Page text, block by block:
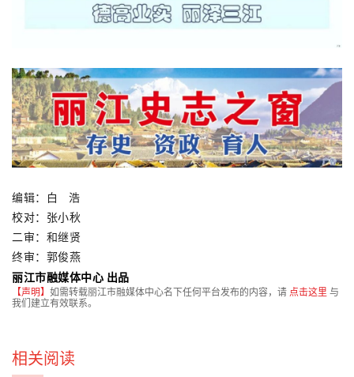
编辑：白 浩
校对：张小秋
二审：和继贤
终审：郭俊燕
丽江市融媒体中心 出品
【声明】 如需转载丽江市融媒体中心名下任何平台发布的内容，请 点击这里 与
我们建立有效联系。
相关阅读